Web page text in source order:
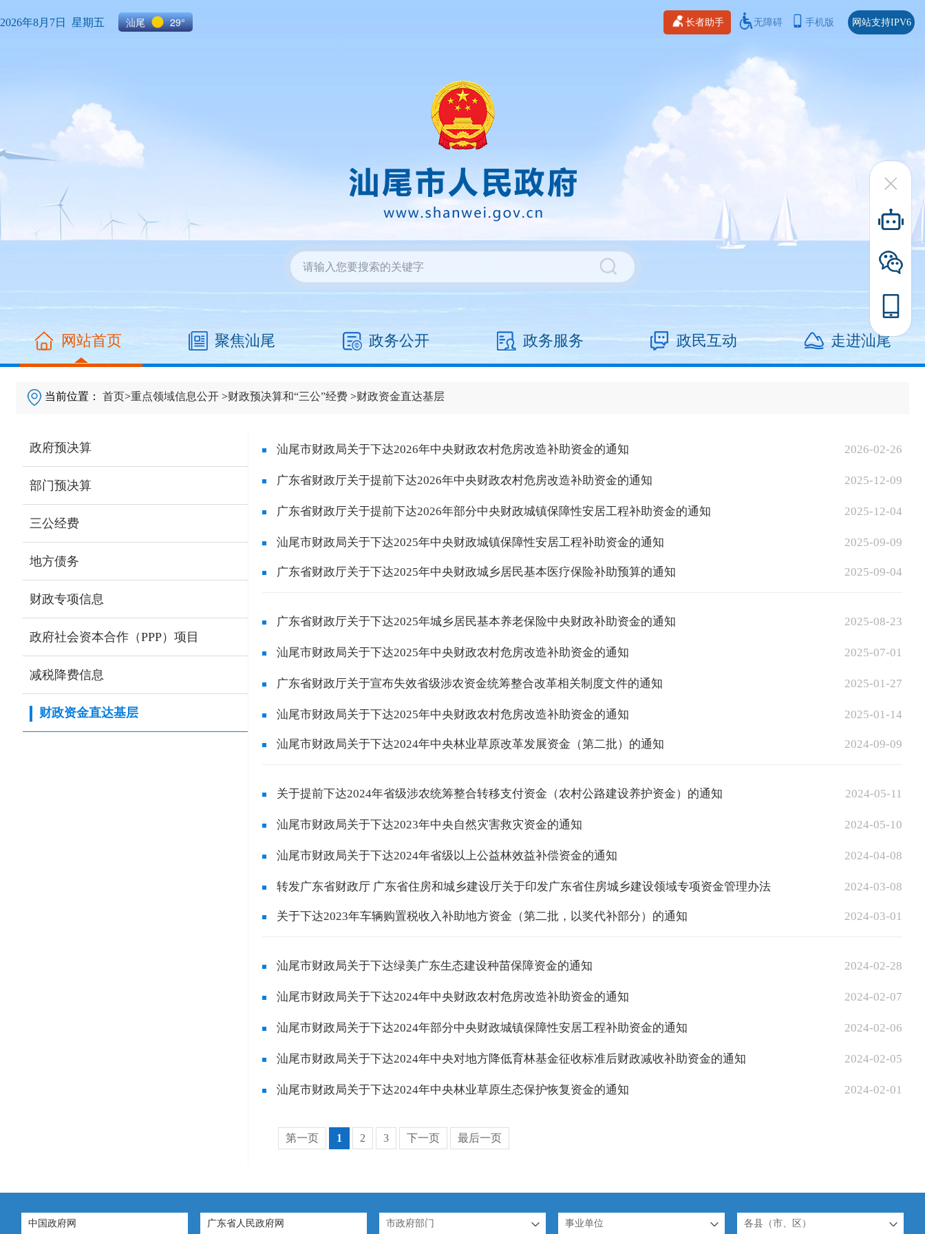
2026年8月7日 星期五 汕尾 29° 长者助手 无障碍 手机版 网站支持IPV6
网站首页 聚焦汕尾 政务公开 政务服务 政民互动 走进汕尾
当前位置：首页>重点领域信息公开 >财政预决算和“三公”经费 >财政资金直达基层
政府预决算
部门预决算
三公经费
地方债务
财政专项信息
政府社会资本合作（PPP）项目
减税降费信息
财政资金直达基层
汕尾市财政局关于下达2026年中央财政农村危房改造补助资金的通知 2026-02-26
广东省财政厅关于提前下达2026年中央财政农村危房改造补助资金的通知 2025-12-09
广东省财政厅关于提前下达2026年部分中央财政城镇保障性安居工程补助资金的通知 2025-12-04
汕尾市财政局关于下达2025年中央财政城镇保障性安居工程补助资金的通知 2025-09-09
广东省财政厅关于下达2025年中央财政城乡居民基本医疗保险补助预算的通知 2025-09-04
广东省财政厅关于下达2025年城乡居民基本养老保险中央财政补助资金的通知 2025-08-23
汕尾市财政局关于下达2025年中央财政农村危房改造补助资金的通知 2025-07-01
广东省财政厅关于宣布失效省级涉农资金统筹整合改革相关制度文件的通知 2025-01-27
汕尾市财政局关于下达2025年中央财政农村危房改造补助资金的通知 2025-01-14
汕尾市财政局关于下达2024年中央林业草原改革发展资金（第二批）的通知 2024-09-09
关于提前下达2024年省级涉农统筹整合转移支付资金（农村公路建设养护资金）的通知 2024-05-11
汕尾市财政局关于下达2023年中央自然灾害救灾资金的通知 2024-05-10
汕尾市财政局关于下达2024年省级以上公益林效益补偿资金的通知 2024-04-08
转发广东省财政厅 广东省住房和城乡建设厅关于印发广东省住房城乡建设领域专项资金管理办法
（2024...
2024-03-08
关于下达2023年车辆购置税收入补助地方资金（第二批，以奖代补部分）的通知 2024-03-01
汕尾市财政局关于下达绿美广东生态建设种苗保障资金的通知 2024-02-28
汕尾市财政局关于下达2024年中央财政农村危房改造补助资金的通知 2024-02-07
汕尾市财政局关于下达2024年部分中央财政城镇保障性安居工程补助资金的通知 2024-02-06
汕尾市财政局关于下达2024年中央对地方降低育林基金征收标准后财政减收补助资金的通知 2024-02-05
汕尾市财政局关于下达2024年中央林业草原生态保护恢复资金的通知 2024-02-01
第一页 1 2 3 下一页 最后一页
中国政府网 广东省人民政府网 市政府部门 事业单位 各县（市、区）